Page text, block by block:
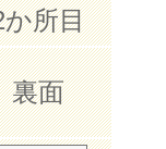
か所目
裏面